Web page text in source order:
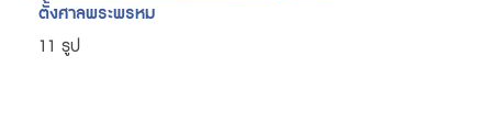
ตั้งศาลพระพรหม
11 รูป